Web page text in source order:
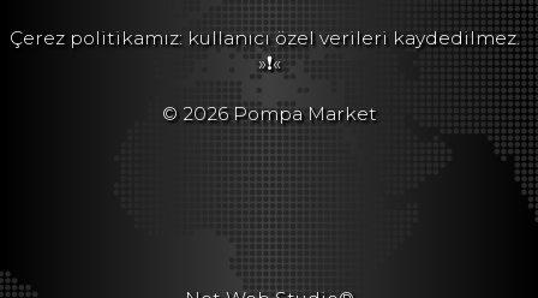
Çerez politikamız: kullanıcı özel verileri kaydedilmez.
»❗«
© 2026 Pompa Market